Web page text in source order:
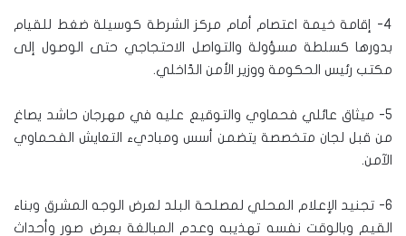
4- إقامة خيمة اعتصام أمام مركز الشرطة كوسيلة ضغط للقيام
بدورها كسلطة مسؤولة والتواصل الاحتجاجي حتى الوصول إلى
مكتب رئيس الحكومة ووزير الأمن الدّاخلي.
5- ميثاق عائلي فحماوي والتوقيع عليه في مهرجان حاشد يصاغ
من قبل لجان متخصصة يتضمن أسس ومباديء التعايش الفحماوي
الآمن.
6- تجنيد الإعلام المحلي لمصلحة البلد لعرض الوجه المشرق وبناء
القيم وبالوقت نفسه تهذيبه وعدم المبالغة بعرض صور وأحداث